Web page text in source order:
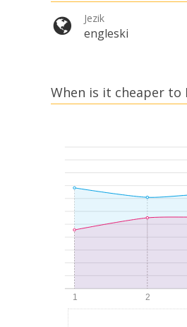
Jezik
engleski
When is it cheaper to